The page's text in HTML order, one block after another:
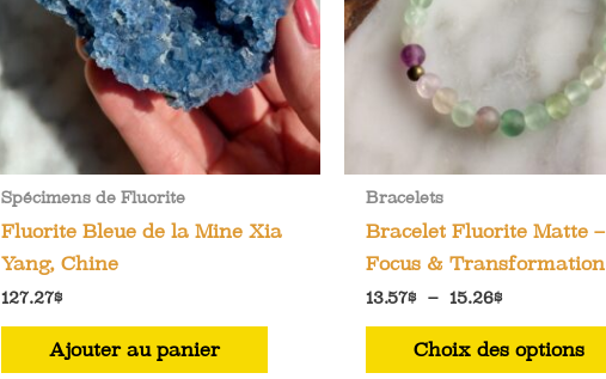
Spécimens de Fluorite
Fluorite Bleue de la Mine Xia
Yang, Chine
127.27$
Ajouter au panier
Bracelets
Bracelet Fluorite Matte –
Focus & Transformation
13.57$ – 15.26$Plage
prix :
13.57$
Choix des options